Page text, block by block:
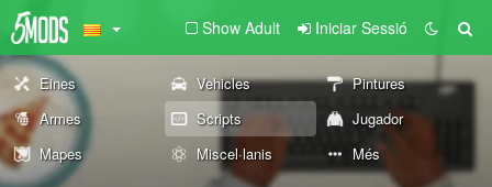
Show Adult Iniciar Sessió
Eines Vehicles
Pintures
Armes
Scripts
Jugador
Mapes
Miscel·lanis Més